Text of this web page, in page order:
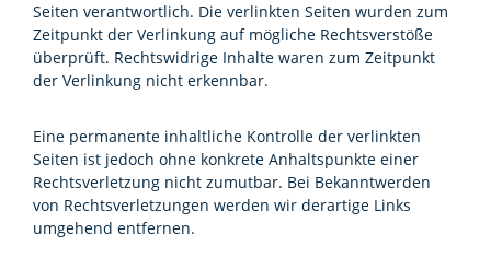
Seiten verantwortlich. Die verlinkten Seiten wurden zum
Zeitpunkt der Verlinkung auf mögliche Rechtsverstöße
überprüft. Rechtswidrige Inhalte waren zum Zeitpunkt
der Verlinkung nicht erkennbar.
Eine permanente inhaltliche Kontrolle der verlinkten
Seiten ist jedoch ohne konkrete Anhaltspunkte einer
Rechtsverletzung nicht zumutbar. Bei Bekanntwerden
von Rechtsverletzungen werden wir derartige Links
umgehend entfernen.